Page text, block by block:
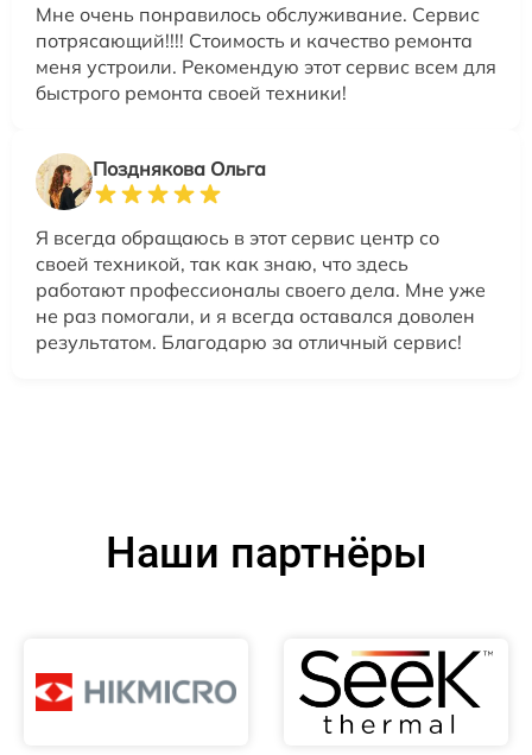
Мне очень понравилось обслуживание. Сервис
потрясающий!!!! Стоимость и качество ремонта
меня устроили. Рекомендую этот сервис всем для
быстрого ремонта своей техники!
Позднякова Ольга
Я всегда обращаюсь в этот сервис центр со
своей техникой, так как знаю, что здесь
работают профессионалы своего дела. Мне уже
не раз помогали, и я всегда оставался доволен
результатом. Благодарю за отличный сервис!
Наши партнёры